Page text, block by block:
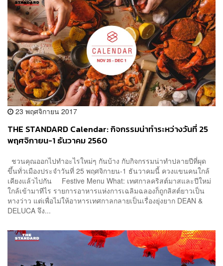
23 พฤศจิกายน 2017
THE STANDARD Calendar: กิจกรรมน่าทำระหว่างวันที่ 25
พฤศจิกายน-1 ธันวาคม 2560
ชวนคุณออกไปทำอะไรใหม่ๆ กันบ้าง กับกิจกรรมน่าทำปลายปีที่ผุด
ขึ้นทั่วเมืองประจำวันที่ 25 พฤศจิกายน-1 ธันวาคมนี้ ควงแขนคนใกล้
เคียงแล้วไปกัน Festive Menu What: เทศกาลคริสต์มาสและปีใหม่
ใกล้เข้ามาทีไร รายการอาหารแห่งการเฉลิมฉลองก็ถูกลิสต์ยาวเป็น
หางว่าว แต่เพื่อไม่ให้อาหารเทศกาลกลายเป็นเรื่องยุ่งยาก DEAN &
DELUCA จึง...